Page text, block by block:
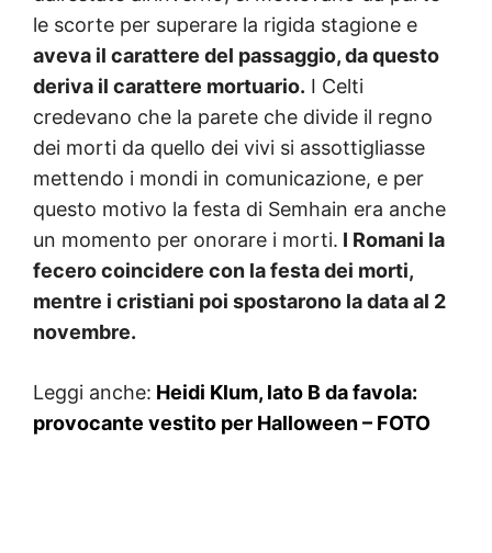
le scorte per superare la rigida stagione e
aveva il carattere del passaggio, da questo
deriva il carattere mortuario. I Celti
credevano che la parete che divide il regno
dei morti da quello dei vivi si assottigliasse
mettendo i mondi in comunicazione, e per
questo motivo la festa di Semhain era anche
un momento per onorare i morti. I Romani la
fecero coincidere con la festa dei morti,
mentre i cristiani poi spostarono la data al 2
novembre.
Leggi anche: Heidi Klum, lato B da favola:
provocante vestito per Halloween – FOTO